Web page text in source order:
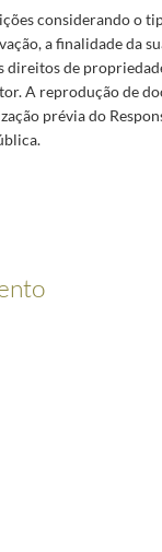
considerando o
a finalidade da
direitos de
A reprodução de
prévia do